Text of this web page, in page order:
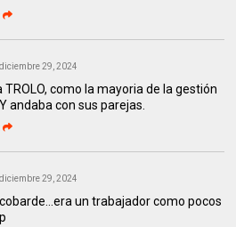
diciembre 29, 2024
TROLO, como la mayoria de la gestión
andaba con sus parejas.
diciembre 29, 2024
un trabajador como pocos